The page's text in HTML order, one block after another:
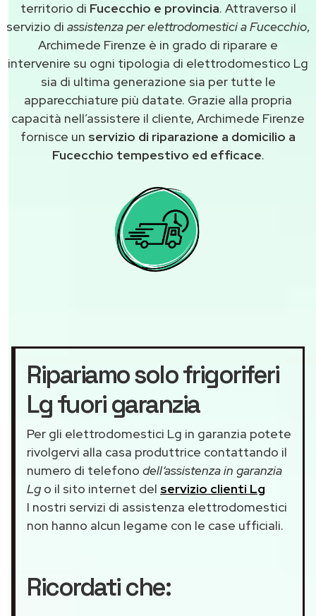
territorio di Fucecchio e provincia. Attraverso il
servizio di assistenza per elettrodomestici a Fucecchio,
Archimede Firenze è in grado di riparare e
intervenire su ogni tipologia di elettrodomestico Lg
sia di ultima generazione sia per tutte le
apparecchiature più datate. Grazie alla propria
capacità nell’assistere il cliente, Archimede Firenze
fornisce un servizio di riparazione a domicilio a
Fucecchio tempestivo ed efficace.
Ripariamo solo frigoriferi
Lg fuori garanzia
Per gli elettrodomestici Lg in garanzia potete
rivolgervi alla casa produttrice contattando il
numero di telefono dell’assistenza in garanzia
Lg o il sito internet del servizio clienti Lg
I nostri servizi di assistenza elettrodomestici
non hanno alcun legame con le case ufficiali.
Ricordati che: